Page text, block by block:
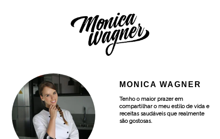
MONICA WAGNER
Tenho o maior prazer em
compartilhar o meu estilo de vida e
receitas saudáveis que realmente
são gostosas.